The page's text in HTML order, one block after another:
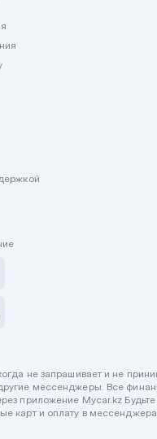
не запрашивает и не
мессенджеры. Все
приложение Mycar.kz
карт и оплату в